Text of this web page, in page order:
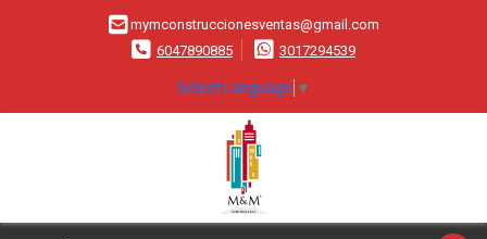
mymconstruccionesventas@gmail.com
6047890885
3017294539
Select Language ▼